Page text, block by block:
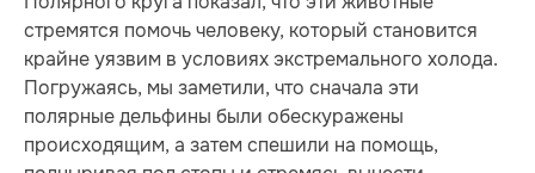
стремятся помочь человеку, который становится
крайне уязвим в условиях экстремального холода.
Погружаясь, мы заметили, что сначала эти
полярные дельфины были обескуражены
происходящим, а затем спешили на помощь,